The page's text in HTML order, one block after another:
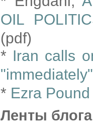
OIL
(pdf)
* Iran calls
"immediately"
* Ezra
Ленты